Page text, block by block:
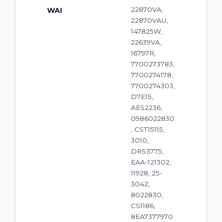
WAI
22870VA,
22870VAU,
147825W,
22639VA,
16797R,
7700273783,
7700274178,
7700274303,
D7E15,
AES2236,
0986022830
, CST15115,
3010,
DRS3775,
EAA-121302,
11928, 25-
3042,
8022830,
CS1186,
8EA7377970